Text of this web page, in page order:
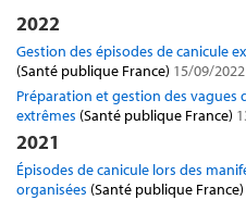
2022
Gestion des épisodes de canicule
(Santé publique France) 15/09/2022
Préparation et gestion des vagues
extrêmes (Santé publique France)
2021
Épisodes de canicule lors des
organisées (Santé publique France)